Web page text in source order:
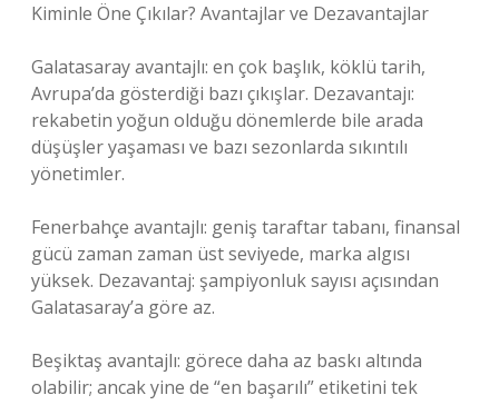
Kiminle Öne Çıkılar? Avantajlar ve Dezavantajlar
Galatasaray avantajlı: en çok başlık, köklü tarih,
Avrupa’da gösterdiği bazı çıkışlar. Dezavantajı:
rekabetin yoğun olduğu dönemlerde bile arada
düşüşler yaşaması ve bazı sezonlarda sıkıntılı
yönetimler.
Fenerbahçe avantajlı: geniş taraftar tabanı, finansal
gücü zaman zaman üst seviyede, marka algısı
yüksek. Dezavantaj: şampiyonluk sayısı açısından
Galatasaray’a göre az.
Beşiktaş avantajlı: görece daha az baskı altında
olabilir; ancak yine de “en başarılı” etiketini tek